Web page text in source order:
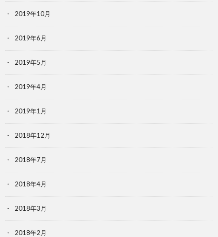
2019年10月
2019年6月
2019年5月
2019年4月
2019年1月
2018年12月
2018年7月
2018年4月
2018年3月
2018年2月